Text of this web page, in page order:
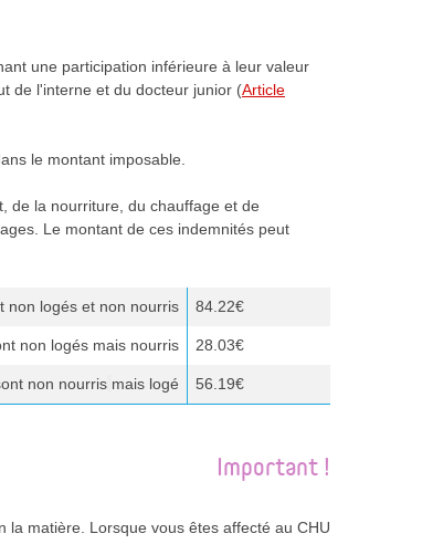
une participation inférieure à leur valeur
de l'interne et du docteur junior (Article
le montant imposable.
de la nourriture, du chauffage et de
Le montant de ces indemnités peut
non logés et non nourris 84.22€
non logés mais nourris 28.03€
non nourris mais logé 56.19€
Important !
matière. Lorsque vous êtes affecté au CHU